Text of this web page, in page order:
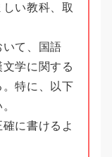
い教科、取
て、国語
学に関する
特に、以下
に書けるよ